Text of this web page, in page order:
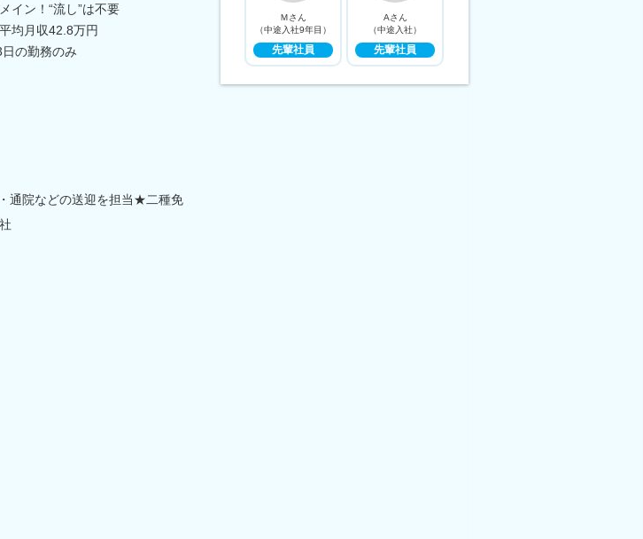
イン！“流し”は不要
均月収42.8万円
の勤務のみ
通院などの送迎を担当★二種免
Ｍさん
（中途入社9年目）
先輩社員
Aさん
（中途入社）
先輩社員